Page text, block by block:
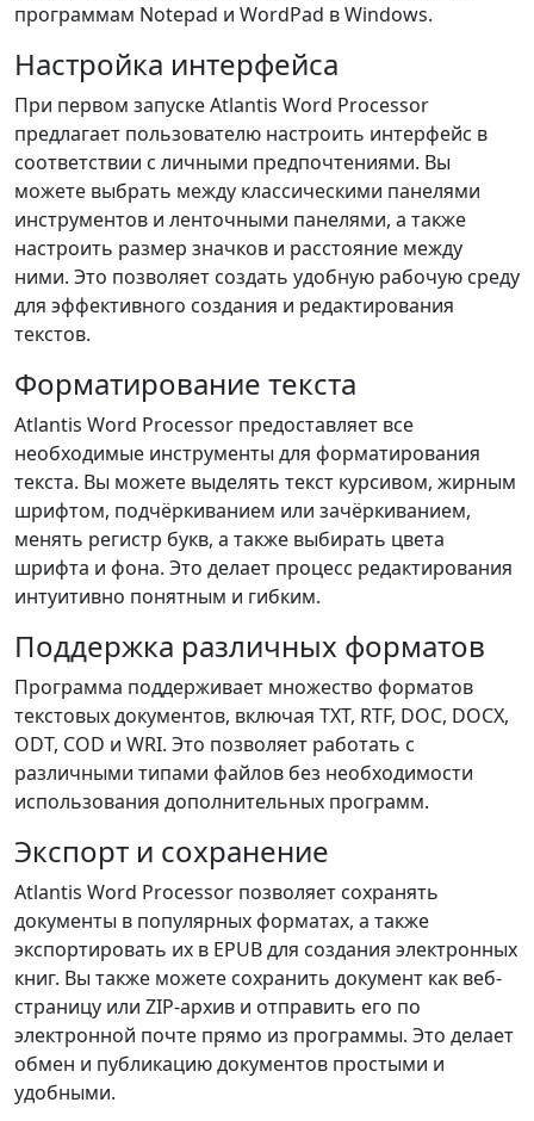
программам Notepad и WordPad в Windows.
Настройка интерфейса
При первом запуске Atlantis Word Processor
предлагает пользователю настроить интерфейс в
соответствии с личными предпочтениями. Вы
можете выбрать между классическими панелями
инструментов и ленточными панелями, а также
настроить размер значков и расстояние между
ними. Это позволяет создать удобную рабочую среду
для эффективного создания и редактирования
текстов.
Форматирование текста
Atlantis Word Processor предоставляет все
необходимые инструменты для форматирования
текста. Вы можете выделять текст курсивом, жирным
шрифтом, подчёркиванием или зачёркиванием,
менять регистр букв, а также выбирать цвета
шрифта и фона. Это делает процесс редактирования
интуитивно понятным и гибким.
Поддержка различных форматов
Программа поддерживает множество форматов
текстовых документов, включая TXT, RTF, DOC, DOCX,
ODT, COD и WRI. Это позволяет работать с
различными типами файлов без необходимости
использования дополнительных программ.
Экспорт и сохранение
Atlantis Word Processor позволяет сохранять
документы в популярных форматах, а также
экспортировать их в EPUB для создания электронных
книг. Вы также можете сохранить документ как веб-
страницу или ZIP-архив и отправить его по
электронной почте прямо из программы. Это делает
обмен и публикацию документов простыми и
удобными.